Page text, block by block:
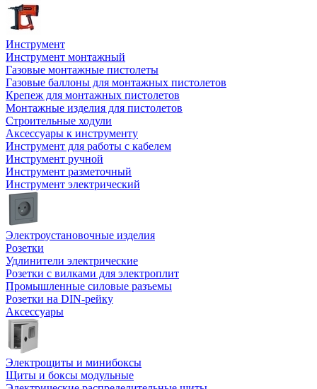
Инструмент
Инструмент монтажный
Газовые монтажные пистолеты
Газовые баллоны для монтажных пистолетов
Крепеж для монтажных пистолетов
Монтажные изделия для пистолетов
Строительные ходули
Аксессуары к инструменту
Инструмент для работы с кабелем
Инструмент ручной
Инструмент разметочный
Инструмент электрический
Электроустановочные изделия
Розетки
Удлинители электрические
Розетки с вилками для электроплит
Промышленные силовые разъемы
Розетки на DIN-рейку
Аксессуары
Электрощиты и минибоксы
Щиты и боксы модульные